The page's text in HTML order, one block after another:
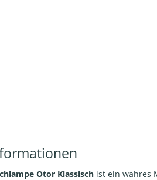
Otor Klassisch ist ein wahres